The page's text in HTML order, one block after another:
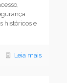
históricos e
Leia mais